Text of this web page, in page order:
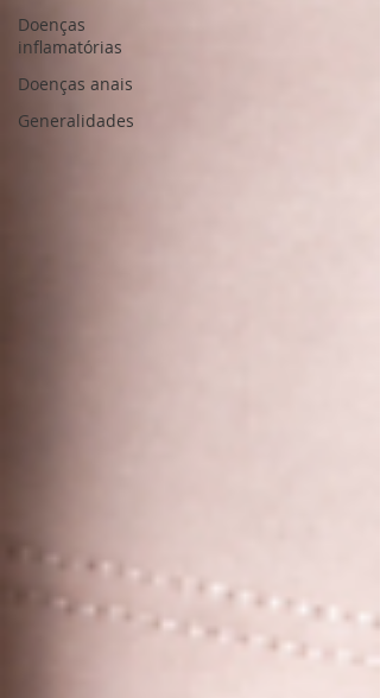
Doenças
inflamatórias
Doenças anais
Generalidades